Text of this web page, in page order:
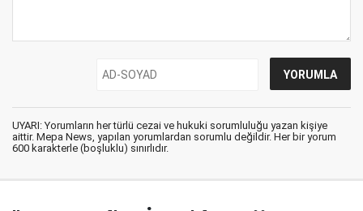
UYARI: Yorumların her türlü cezai ve hukuki sorumluluğu yazan kişiye
aittir. Mepa News, yapılan yorumlardan sorumlu değildir. Her bir yorum
600 karakterle (boşluklu) sınırlıdır.